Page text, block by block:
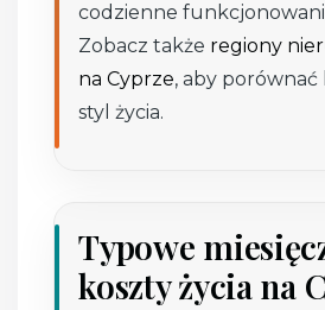
codzienne
Zobacz także regiony
na Cyprze, aby porównać
styl życia.
Typowe
koszty życia na